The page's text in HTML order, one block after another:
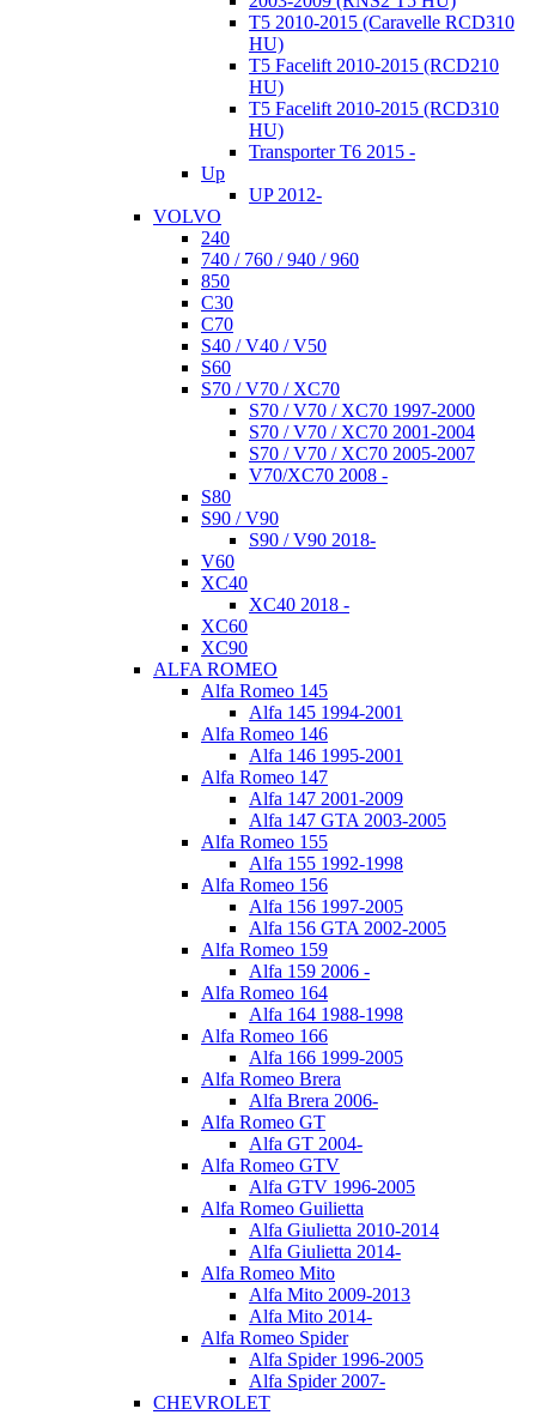
T5 2010-2015 (Caravelle RCD310
HU)
T5 Facelift 2010-2015 (RCD210
HU)
T5 Facelift 2010-2015 (RCD310
HU)
Transporter T6 2015 -
Up
UP 2012-
VOLVO
240
740 / 760 / 940 / 960
850
C30
C70
S40 / V40 / V50
S60
S70 / V70 / XC70
S70 / V70 / XC70 1997-2000
S70 / V70 / XC70 2001-2004
S70 / V70 / XC70 2005-2007
V70/XC70 2008 -
S80
S90 / V90
S90 / V90 2018-
V60
XC40
XC40 2018 -
XC60
XC90
ALFA ROMEO
Alfa Romeo 145
Alfa 145 1994-2001
Alfa Romeo 146
Alfa 146 1995-2001
Alfa Romeo 147
Alfa 147 2001-2009
Alfa 147 GTA 2003-2005
Alfa Romeo 155
Alfa 155 1992-1998
Alfa Romeo 156
Alfa 156 1997-2005
Alfa 156 GTA 2002-2005
Alfa Romeo 159
Alfa 159 2006 -
Alfa Romeo 164
Alfa 164 1988-1998
Alfa Romeo 166
Alfa 166 1999-2005
Alfa Romeo Brera
Alfa Brera 2006-
Alfa Romeo GT
Alfa GT 2004-
Alfa Romeo GTV
Alfa GTV 1996-2005
Alfa Romeo Guilietta
Alfa Giulietta 2010-2014
Alfa Giulietta 2014-
Alfa Romeo Mito
Alfa Mito 2009-2013
Alfa Mito 2014-
Alfa Romeo Spider
Alfa Spider 1996-2005
Alfa Spider 2007-
CHEVROLET